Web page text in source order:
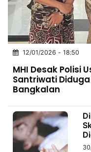
INDONESIA
Partner
Insight
NTB
Suara
Time
Lens
IDN
Daily
Jogja
Jalan
Rakyat
Idealita
News
Kita
Notice
Radar
Baru
Seedbacklink
Follow
Kabarbaru
12/01/2026 - 18:50
MHI Desak Polisi
Santriwati
Bangkalan